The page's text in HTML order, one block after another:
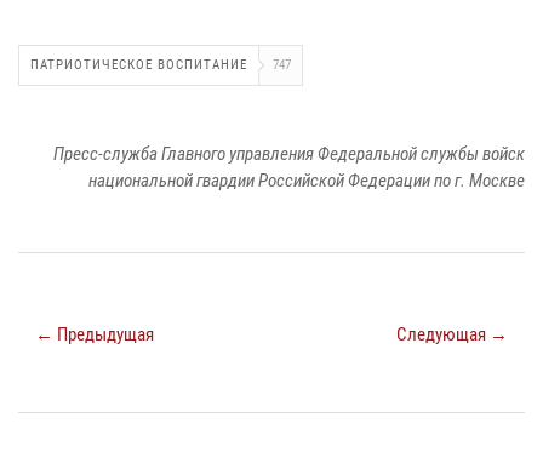
ПАТРИОТИЧЕСКОЕ ВОСПИТАНИЕ 747
Пресс-служба Главного управления Федеральной службы войск
национальной гвардии Российской Федерации по г. Москве
← Предыдущая Следующая →